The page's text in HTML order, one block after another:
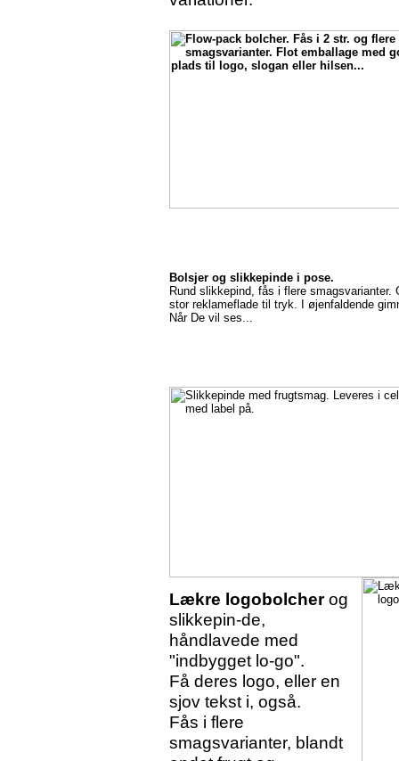
Bolsjer og slikkepinde i pose.
Rund slikkepind, fås i flere smagsvarianter.
stor reklameflade til tryk. I øjenfaldende
Når De vil ses...
Lækre logobolcherog
slikkepin-de,
håndlavede med
"indbygget lo-go".
Få deres logo, eller en
sjov tekst i, også.
Fås i flere
smagsvarianter, blandt